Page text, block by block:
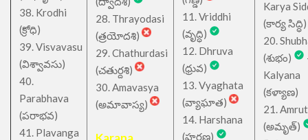
38. Krodhi
(క్రోధి)
39. Visvavasu
(విశ్వావసు)
40.
Parabhava
(పరాభవ)
41. Plavanga
28. Thrayodasi
(త్రయోదశి)
29. Chathurdasi
(చతుర్దశి)
30. Amavasya
(అమావాస్య)
11. Vriddhi
(వృద్ధి)
12. Dhruva
(ధ్రువ)
13. Vyaghata
(వ్యాఘాత)
14. Harshana
(హర్షణ)
Karya
(కార్య సిద్ధి)
20.
(శుభం)
Kalyana
(కళ్యాణ)
21.
(అమృత్)